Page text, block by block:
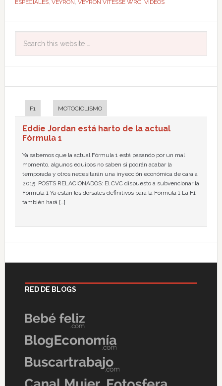
ESPECIALES, VEYRON, VEYRON VITESSE WRC, VIDEOS
F1 MOTOCICLISMO
Eddie Jordan está harto de la actual
Fórmula 1
Ya sabemos que la actual Fórmula 1 está pasando por un mal
momento, algunos equipos no saben si podrán acabar la
temporada y otros necesitarán una inyección económica de cara a
2015. POSTS RELACIONADOS: El CVC dispuesto a subvencionar la
Fórmula 1 Ya están los dorsales definitivos para la Fórmula 1 La F1
también hará […]
RED DE BLOGS